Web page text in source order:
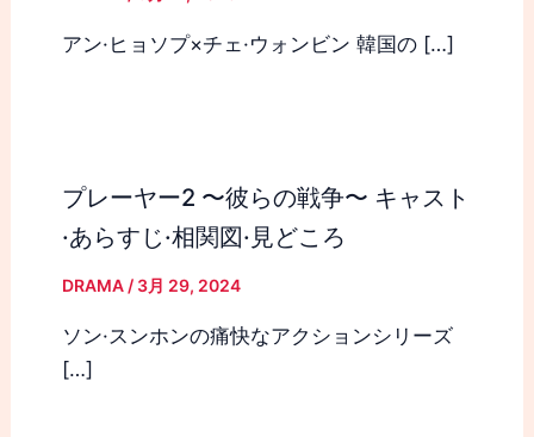
アン·ヒョソプ×チェ·ウォンビン 韓国の […]
プレーヤー2 〜彼らの戦争〜 キャスト
·あらすじ·相関図·見どころ
DRAMA/ 3月 29, 2024
ソン·スンホンの痛快なアクションシリーズ
[…]